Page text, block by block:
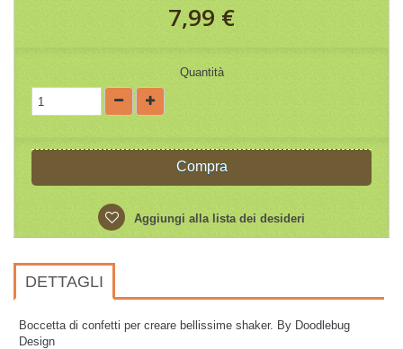
7,99 €
Quantità
Compra
Aggiungi alla lista dei desideri
DETTAGLI
Boccetta di confetti per creare bellissime shaker. By Doodlebug
Design